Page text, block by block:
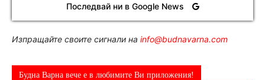
Последвай ни в Google News
Изпращайте своите сигнали на info@budnavarna.com
Будна Варна вече е в любимите Ви приложения!